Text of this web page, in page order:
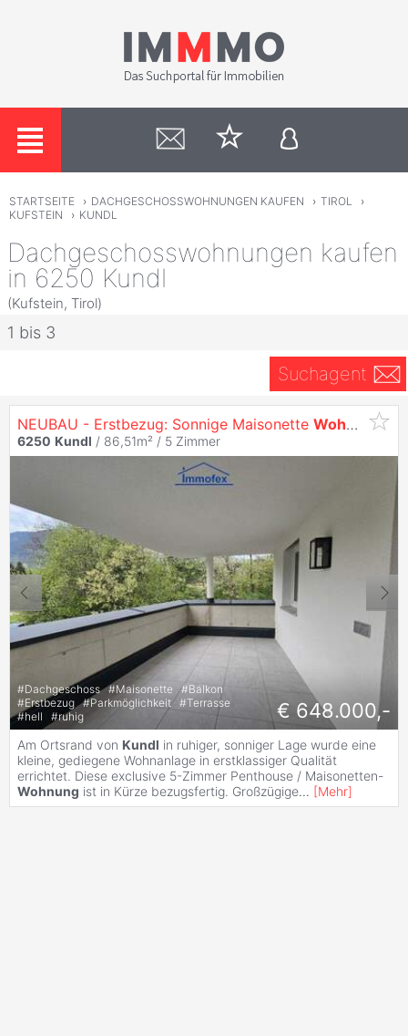
STARTSEITE › DACHGESCHOSSWOHNUNGEN KAUFEN › TIROL
›
KUFSTEIN
› KUNDL
Dachgeschosswohnungen kaufen
in 6250 Kundl
(Kufstein, Tirol)
1 bis 3
Suchagent
NEUBAU - Erstbezug: Sonnige Maisonette Wohnung mit
6250 Kundl / 86,51m² / 5 Zimmer
#Dachgeschoss #Maisonette #Balkon
#Erstbezug #Parkmöglichkeit #Terrasse
#hell #ruhig € 648.000,-
Am Ortsrand von Kundl in ruhiger, sonniger Lage wurde eine
kleine, gediegene Wohnanlage in erstklassiger Qualität
errichtet. Diese exclusive 5-Zimmer Penthouse / Maisonetten-
Wohnung ist in Kürze bezugsfertig. Großzügige... [Mehr]